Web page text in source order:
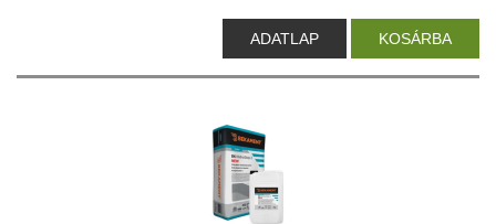
ADATLAP KOSÁRBA